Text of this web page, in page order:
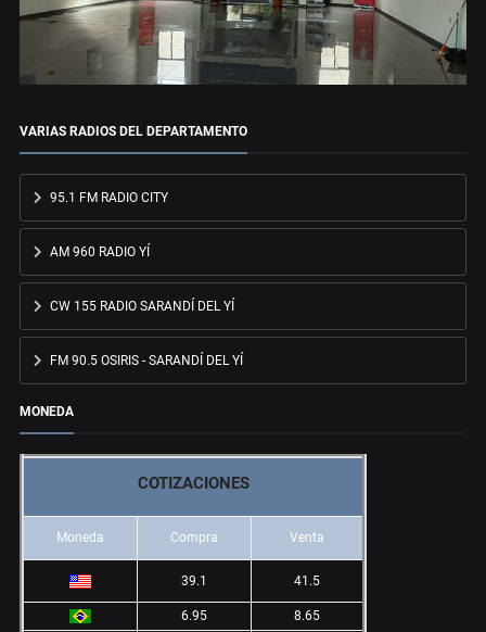
VARIAS RADIOS DEL DEPARTAMENTO
95.1 FM RADIO CITY
AM 960 RADIO YÍ
CW 155 RADIO SARANDÍ DEL YÍ
FM 90.5 OSIRIS - SARANDÍ DEL YÍ
MONEDA
COTIZACIONES
Moneda Compra Venta
39.1 41.5
6.95 8.65